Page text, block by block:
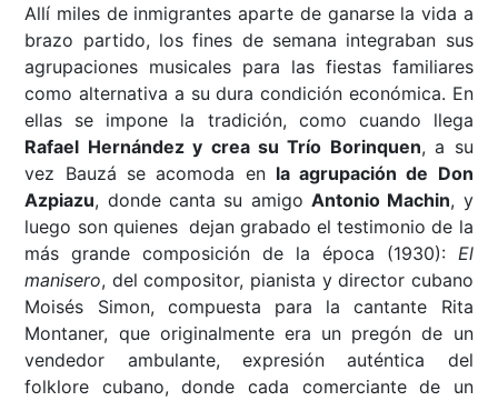
Allí miles de inmigrantes aparte de ganarse la vida a
brazo partido, los fines de semana integraban sus
agrupaciones musicales para las fiestas familiares
como alternativa a su dura condición económica. En
ellas se impone la tradición, como cuando llega
Rafael Hernández y crea su Trío Borinquen, a su
vez Bauzá se acomoda en la agrupación de Don
Azpiazu, donde canta su amigo Antonio Machin, y
luego son quienes dejan grabado el testimonio de la
más grande composición de la época (1930): El
manisero, del compositor, pianista y director cubano
Moisés Simon, compuesta para la cantante Rita
Montaner, que originalmente era un pregón de un
vendedor ambulante, expresión auténtica del
folklore cubano, donde cada comerciante de un